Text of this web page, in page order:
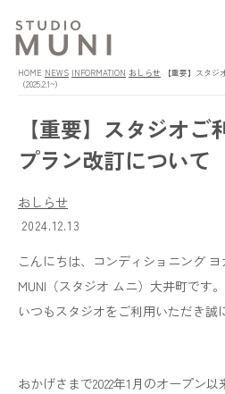
HOME NEWS INFORMATION おしらせ 【重要】スタジ
（2025.2.1~）
【重要】スタジオご
プラン改訂について（
おしらせ
2024.12.13
こんにちは、コンディショニング
MUNI（スタジオ ムニ）大井町です。
いつもスタジオをご利用いただき誠
おかげさまで2022年1月のオープン